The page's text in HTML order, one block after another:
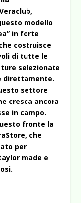
modello
in forte
costruisce
di tutte le
selezionate
direttamente.
settore
cresca ancora
in campo.
fronte la
che
per
made e